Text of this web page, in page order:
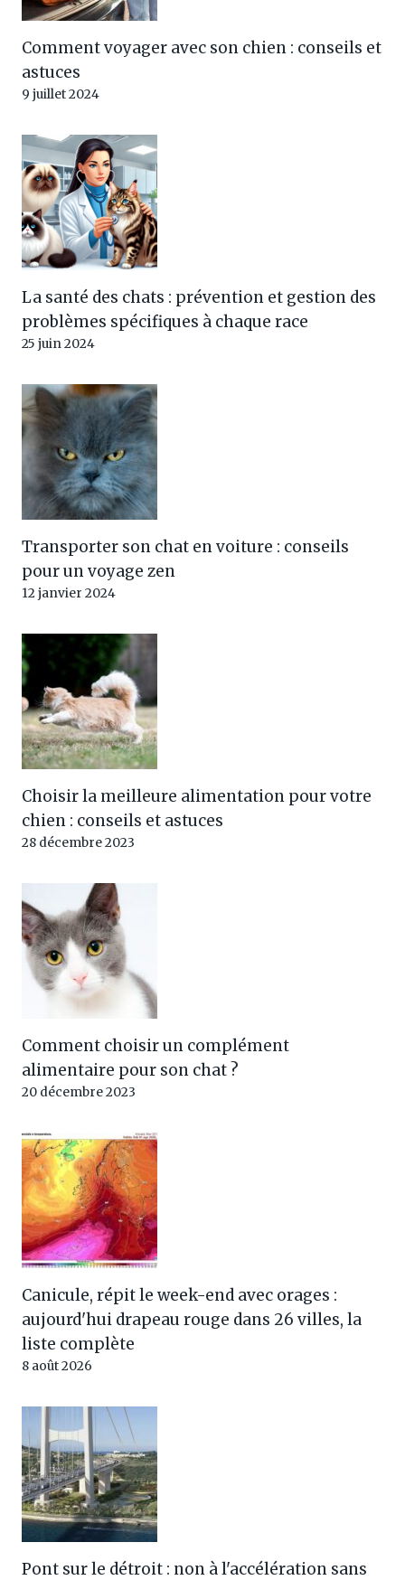
Comment voyager avec son chien : conseils et
astuces
9 juillet 2024
La santé des chats : prévention et gestion des
problèmes spécifiques à chaque race
25 juin 2024
Transporter son chat en voiture : conseils
pour un voyage zen
12 janvier 2024
Choisir la meilleure alimentation pour votre
chien : conseils et astuces
28 décembre 2023
Comment choisir un complément
alimentaire pour son chat ?
20 décembre 2023
Canicule, répit le week-end avec orages :
aujourd'hui drapeau rouge dans 26 villes, la
liste complète
8 août 2026
Pont sur le détroit : non à l'accélération sans